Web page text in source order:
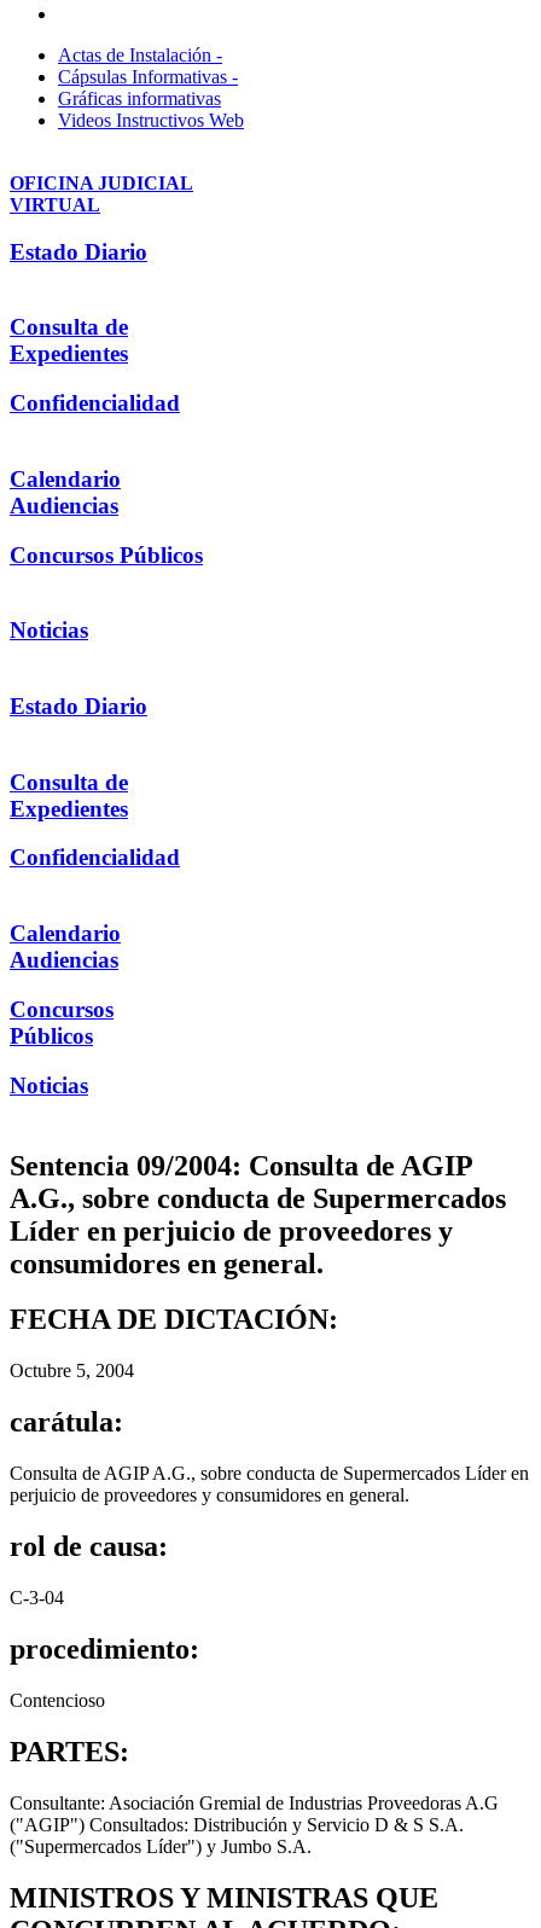
Actas de Instalación -
Cápsulas Informativas -
Gráficas informativas
Videos Instructivos Web
OFICINA JUDICIAL
VIRTUAL
Estado Diario
Consulta de
Expedientes
Confidencialidad
Calendario
Audiencias
Concursos Públicos
Noticias
Estado Diario
Consulta de
Expedientes
Confidencialidad
Calendario
Audiencias
Concursos
Públicos
Noticias
Sentencia 09/2004: Consulta de AGIP
A.G., sobre conducta de Supermercados
Líder en perjuicio de proveedores y
consumidores en general.
FECHA DE DICTACIÓN:
Octubre 5, 2004
carátula:
Consulta de AGIP A.G., sobre conducta de Supermercados Líder en
perjuicio de proveedores y consumidores en general.
rol de causa:
C-3-04
procedimiento:
Contencioso
PARTES:
Consultante: Asociación Gremial de Industrias Proveedoras A.G
("AGIP") Consultados: Distribución y Servicio D & S S.A.
("Supermercados Líder") y Jumbo S.A.
MINISTROS Y MINISTRAS QUE